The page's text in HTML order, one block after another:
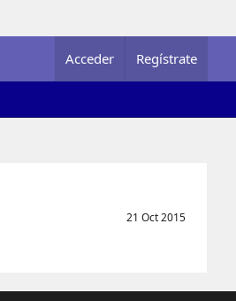
Acceder Regístrate
21 Oct 2015